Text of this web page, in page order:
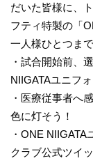
だいた皆様に、
フティ特製の「
一人様ひとつまで
・試合開始前、
NIIGATAユニフ
・医療従事者へ
色に灯そう！
・ONE
クラブ公式ツイ